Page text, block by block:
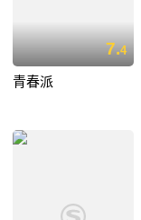
7.4
青春派